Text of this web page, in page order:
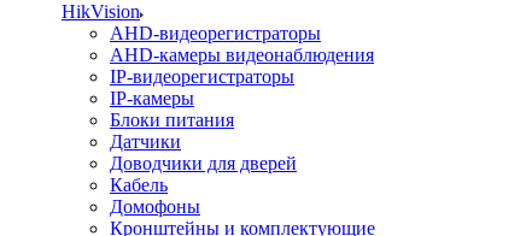
HikVision
AHD-видеорегистраторы
AHD-камеры видеонаблюдения
IP-видеорегистраторы
IP-камеры
Блоки питания
Датчики
Доводчики для дверей
Кабель
Домофоны
Кронштейны и комплектующие